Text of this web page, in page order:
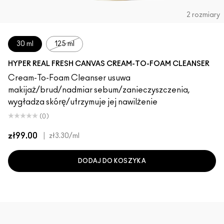
2 rozmiary
30 ml 125 ml
HYPER REAL FRESH CANVAS CREAM-TO-FOAM CLEANSER
Cream-To-Foam Cleanser usuwa
makijaż/brud/nadmiar sebum/zanieczyszczenia,
wygładza skórę/utrzymuje jej nawilżenie
(0)
zł99.00 zł3.30/ml
DODAJ DO KOSZYKA